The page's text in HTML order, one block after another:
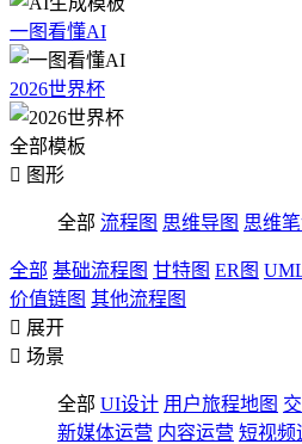
一图看懂AI
2026世界杯
全部模板
 图形
全部 流程图 思维导图 思维
全部 基础流程图 甘特图 ER图
价值链图 其他流程图
 展开
 场景
全部 UI设计 用户旅程地图
新媒体运营 内容运营 短视频